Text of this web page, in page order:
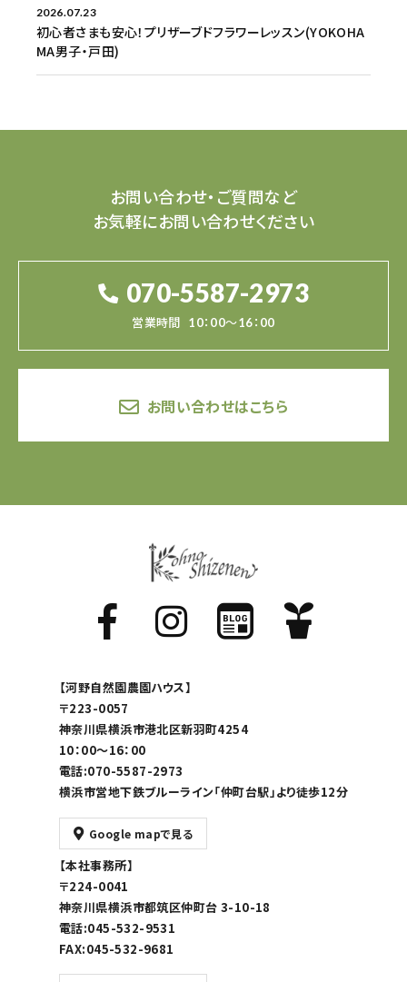
2026.07.23
初心者さまも安心！プリザーブドフラワーレッスン(YOKOHA
MA男子・戸田)
お問い合わせ・ご質問など
お気軽にお問い合わせください
070-5587-2973
営業時間 10：00～16：00
お問い合わせはこちら
【河野自然園農園ハウス】
〒223-0057
神奈川県横浜市港北区新羽町4254
10：00～16：00
電話:070-5587-2973
横浜市営地下鉄ブルーライン「仲町台駅」より徒歩12分
Google mapで見る
【本社事務所】
〒224-0041
神奈川県横浜市都筑区仲町台 3-10-18
電話:045-532-9531
FAX:045-532-9681